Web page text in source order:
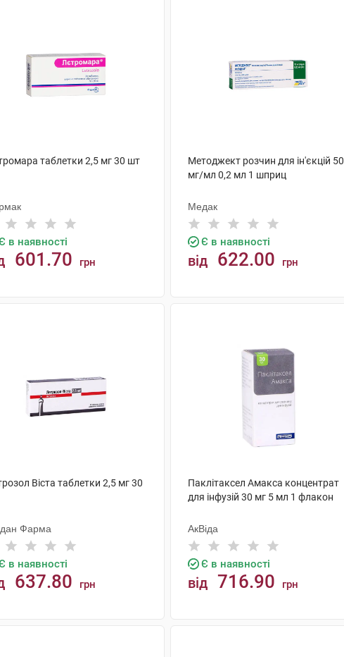
таблетки 2,5 мг 30 шт
в наявності
601.70 грн
Методжект розчин для ін'єкцій 50
мг/мл 0,2 мл 1 шприц
Медак
Є в наявності
від 622.00 грн
Віста таблетки 2,5 мг 30
Фарма
в наявності
637.80 грн
Паклітаксел Амакса концентрат
для інфузій 30 мг 5 мл 1 флакон
АкВіда
Є в наявності
від 716.90 грн